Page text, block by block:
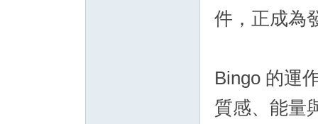
件，正成為
Bingo 的運
質感、能量